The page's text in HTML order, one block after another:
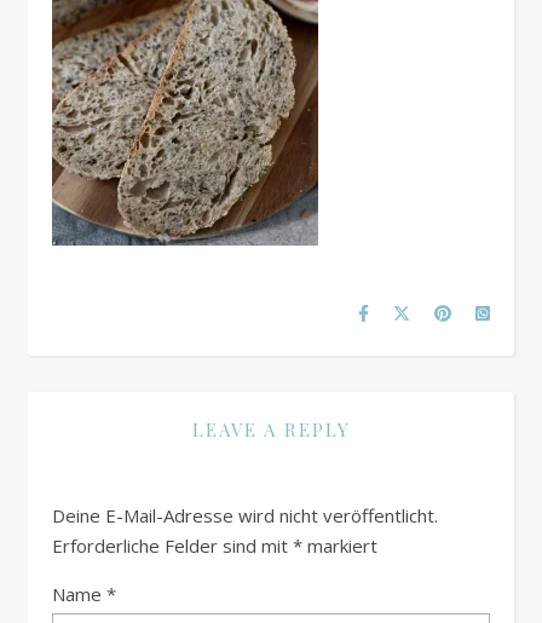
LEAVE A REPLY
Deine E-Mail-Adresse wird nicht veröffentlicht.
Erforderliche Felder sind mit * markiert
Name *